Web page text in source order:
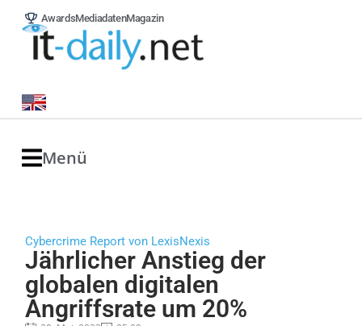
AwardsMediadatenMagazin
Menü
Cybercrime Report von LexisNexis
Jährlicher Anstieg der
globalen digitalen
Angriffsrate um 20%